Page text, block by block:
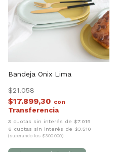
Bandeja Onix Lima
$21.058
$17.899,30 con
3 cuotas sin interés de $7.019
6 cuotas sin interés de $3.510
(superando los $300.000)